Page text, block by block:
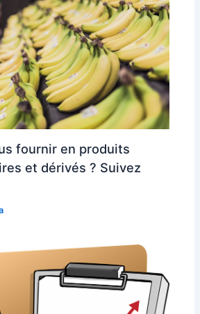
fournir en produits
et dérivés ? Suivez